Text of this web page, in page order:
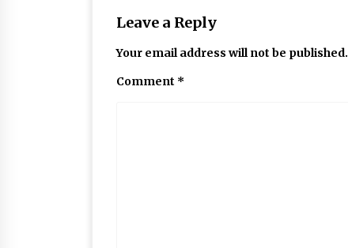
Leave a Reply
Your email address will not be published.
Comment *